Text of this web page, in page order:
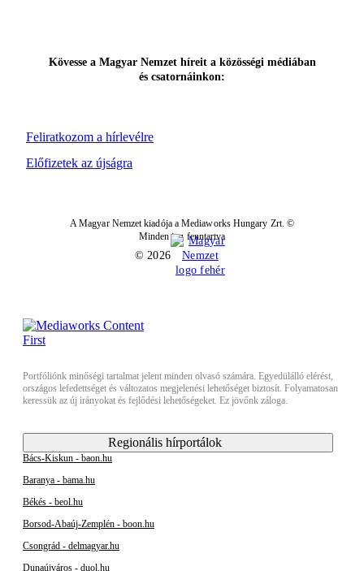
Feliratkozom a hírlevélre
Kövesse a Magyar Nemzet híreit a közösségi médiában
és csatornáinkon:
Előfizetek az újságra
A Magyar Nemzet kiadója a Mediaworks Hungary Zrt. ©
Minden jog fenntartva
© 2026
Portfóliónk minőségi tartalmat jelent minden olvasó számára. Egyedülálló elérést,
országos lefedettséget és változatos megjelenési lehetőséget biztosít. Folyamatosan
keressük az új irányokat és fejlődési lehetőségeket. Ez jövőnk záloga.
Regionális hírportálok
Bács-Kiskun - baon.hu
Baranya - bama.hu
Békés - beol.hu
Borsod-Abaúj-Zemplén - boon.hu
Csongrád - delmagyar.hu
Dunaújváros - duol.hu